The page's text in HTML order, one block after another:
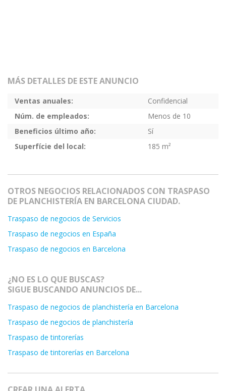
MÁS DETALLES DE ESTE ANUNCIO
Ventas anuales:
Confidencial
Núm. de empleados:
Menos de 10
Beneficios último año:
Sí
Superfície del local:
185 m²
OTROS NEGOCIOS RELACIONADOS CON TRASPASO
DE PLANCHISTERÍA EN BARCELONA CIUDAD.
Traspaso de negocios de Servicios
Traspaso de negocios en España
Traspaso de negocios en Barcelona
¿NO ES LO QUE BUSCAS?
SIGUE BUSCANDO ANUNCIOS DE...
Traspaso de negocios de planchistería en Barcelona
Traspaso de negocios de planchistería
Traspaso de tintorerías
Traspaso de tintorerías en Barcelona